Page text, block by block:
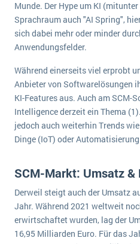
NGO
Lebensmittelindustrie
Logistik
Produktion
Immobilien
Services
Textil und Mode
Vermietung
Ein WMS
wichtigsten Punkte, die
Service Level Agreements (SLA)
ERP-Software für
Digitale Arbeitsaufträge in Ihrem ERP-
ERP News
Munde. Der Hype um KI
Sprachraum auch "AI Spring",
sich dabei mehr oder minder
Anwendungsfelder.
Während einerseits viel erprobt
Anbieter von Softwarelösungen
KI-Features aus. Auch am
Intelligence derzeit ein Thema
jedoch auch weiterhin Trends
Dinge (IoT) oder
SCM-Markt: Umsatz &
Derweil steigt auch der Umsatz
Jahr. Während 2021 weltweit
erwirtschaftet wurden, lag der
16,95 Milliarden Euro. Für das